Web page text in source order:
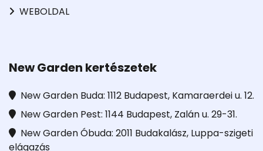
WEBOLDAL
New Garden kertészetek
New Garden Buda: 1112 Budapest, Kamaraerdei u. 12.
New Garden Pest: 1144 Budapest, Zalán u. 29-31.
New Garden Óbuda: 2011 Budakalász, Luppa-szigeti
elágazás